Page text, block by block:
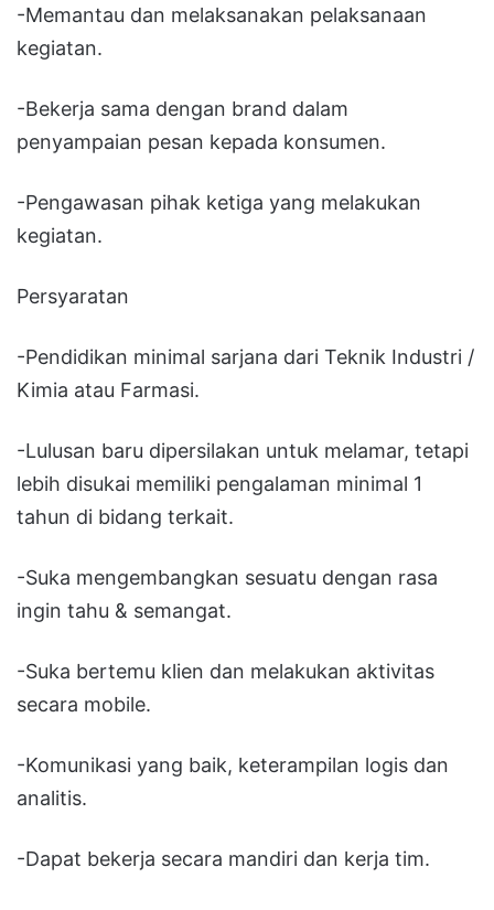
-Memantau dan melaksanakan pelaksanaan
kegiatan.
-Bekerja sama dengan brand dalam
penyampaian pesan kepada konsumen.
-Pengawasan pihak ketiga yang melakukan
kegiatan.
Persyaratan
-Pendidikan minimal sarjana dari Teknik Industri /
Kimia atau Farmasi.
-Lulusan baru dipersilakan untuk melamar, tetapi
lebih disukai memiliki pengalaman minimal 1
tahun di bidang terkait.
-Suka mengembangkan sesuatu dengan rasa
ingin tahu & semangat.
-Suka bertemu klien dan melakukan aktivitas
secara mobile.
-Komunikasi yang baik, keterampilan logis dan
analitis.
-Dapat bekerja secara mandiri dan kerja tim.